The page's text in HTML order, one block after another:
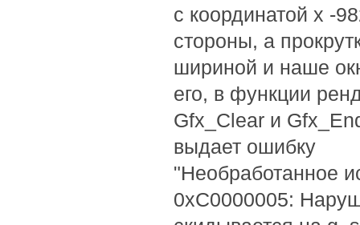
с координатой х -
стороны, а
шириной и наше
его, в функции
Gfx_Clear и
выдает ошибку
"Необработанное
0xC0000005: